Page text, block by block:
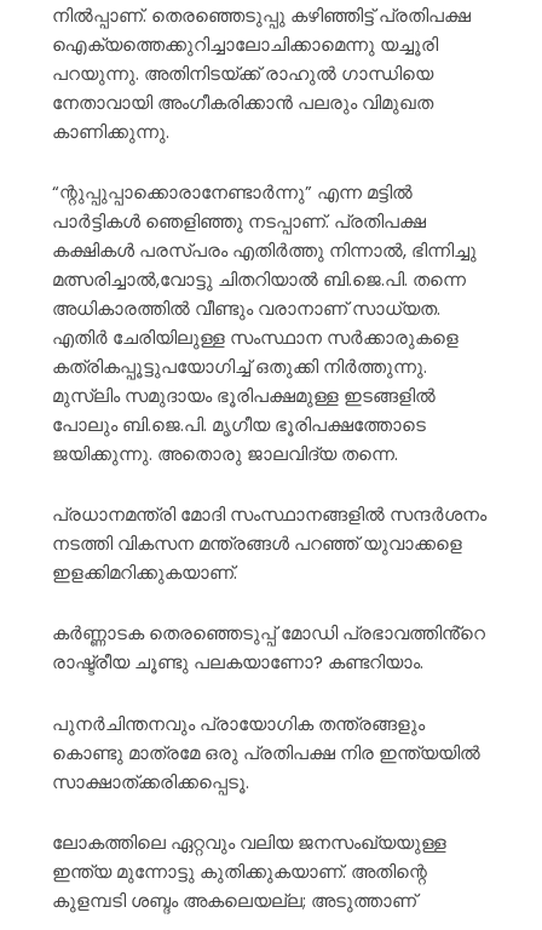
നിൽപ്പാണ്. തെരഞ്ഞെടുപ്പു കഴിഞ്ഞിട്ട് പ്രതിപക്ഷ
ഐക്യത്തെക്കുറിച്ചാലോചിക്കാമെന്നു യച്ചൂരി
പറയുന്നു. അതിനിടയ്ക്ക് രാഹുൽ ഗാന്ധിയെ
നേതാവായി അംഗീകരിക്കാൻ പലരും വിമുഖത
കാണിക്കുന്നു.
“ന്റുപ്പുപ്പാക്കൊരാനേണ്ടാർന്നു” എന്ന മട്ടിൽ
പാർട്ടികൾ ഞെളിഞ്ഞു നടപ്പാണ്. പ്രതിപക്ഷ
കക്ഷികൾ പരസ്പരം എതിർത്തു നിന്നാൽ, ഭിന്നിച്ചു
മത്സരിച്ചാൽ,വോട്ടു ചിതറിയാൽ ബി.ജെ.പി. തന്നെ
അധികാരത്തിൽ വീണ്ടും വരാനാണ് സാധ്യത.
എതിർ ചേരിയിലുള്ള സംസ്ഥാന സർക്കാരുകളെ
കത്രികപ്പൂട്ടുപയോഗിച്ച് ഒതുക്കി നിർത്തുന്നു.
മുസ്ലിം സമുദായം ഭൂരിപക്ഷമുള്ള ഇടങ്ങളിൽ
പോലും ബി.ജെ.പി. മൃഗീയ ഭൂരിപക്ഷത്തോടെ
ജയിക്കുന്നു. അതൊരു ജാലവിദ്യ തന്നെ.
പ്രധാനമന്ത്രി മോദി സംസ്ഥാനങ്ങളിൽ സന്ദർശനം
നടത്തി വികസന മന്ത്രങ്ങൾ പറഞ്ഞ് യുവാക്കളെ
ഇളക്കിമറിക്കുകയാണ്.
കർണ്ണാടക തെരഞ്ഞെടുപ്പ് മോഡി പ്രഭാവത്തിൻ്റെ
രാഷ്ട്രീയ ചൂണ്ടു പലകയാണോ? കണ്ടറിയാം.
പുനർചിന്തനവും പ്രായോഗിക തന്ത്രങ്ങളും
കൊണ്ടു മാത്രമേ ഒരു പ്രതിപക്ഷ നിര ഇന്ത്യയിൽ
സാക്ഷാത്ക്കരിക്കപ്പെടൂ.
ലോകത്തിലെ ഏറ്റവും വലിയ ജനസംഖ്യയുള്ള
ഇന്ത്യ മുന്നോട്ടു കുതിക്കുകയാണ്. അതിന്റെ
കുളമ്പടി ശബ്ദം അകലെയല്ല; അടുത്താണ്